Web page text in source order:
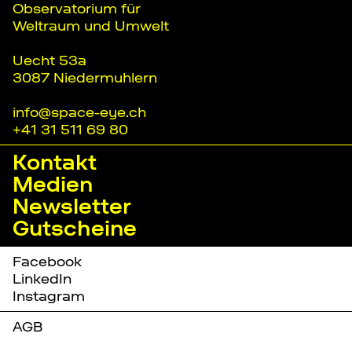
Observatorium für
Weltraum und Umwelt
Uecht 53a
3087 Niedermuhlern
info@space-eye.ch
+41 31 511 69 80
Kontakt
Medien
Newsletter
Gutscheine
Facebook
LinkedIn
Instagram
AGB